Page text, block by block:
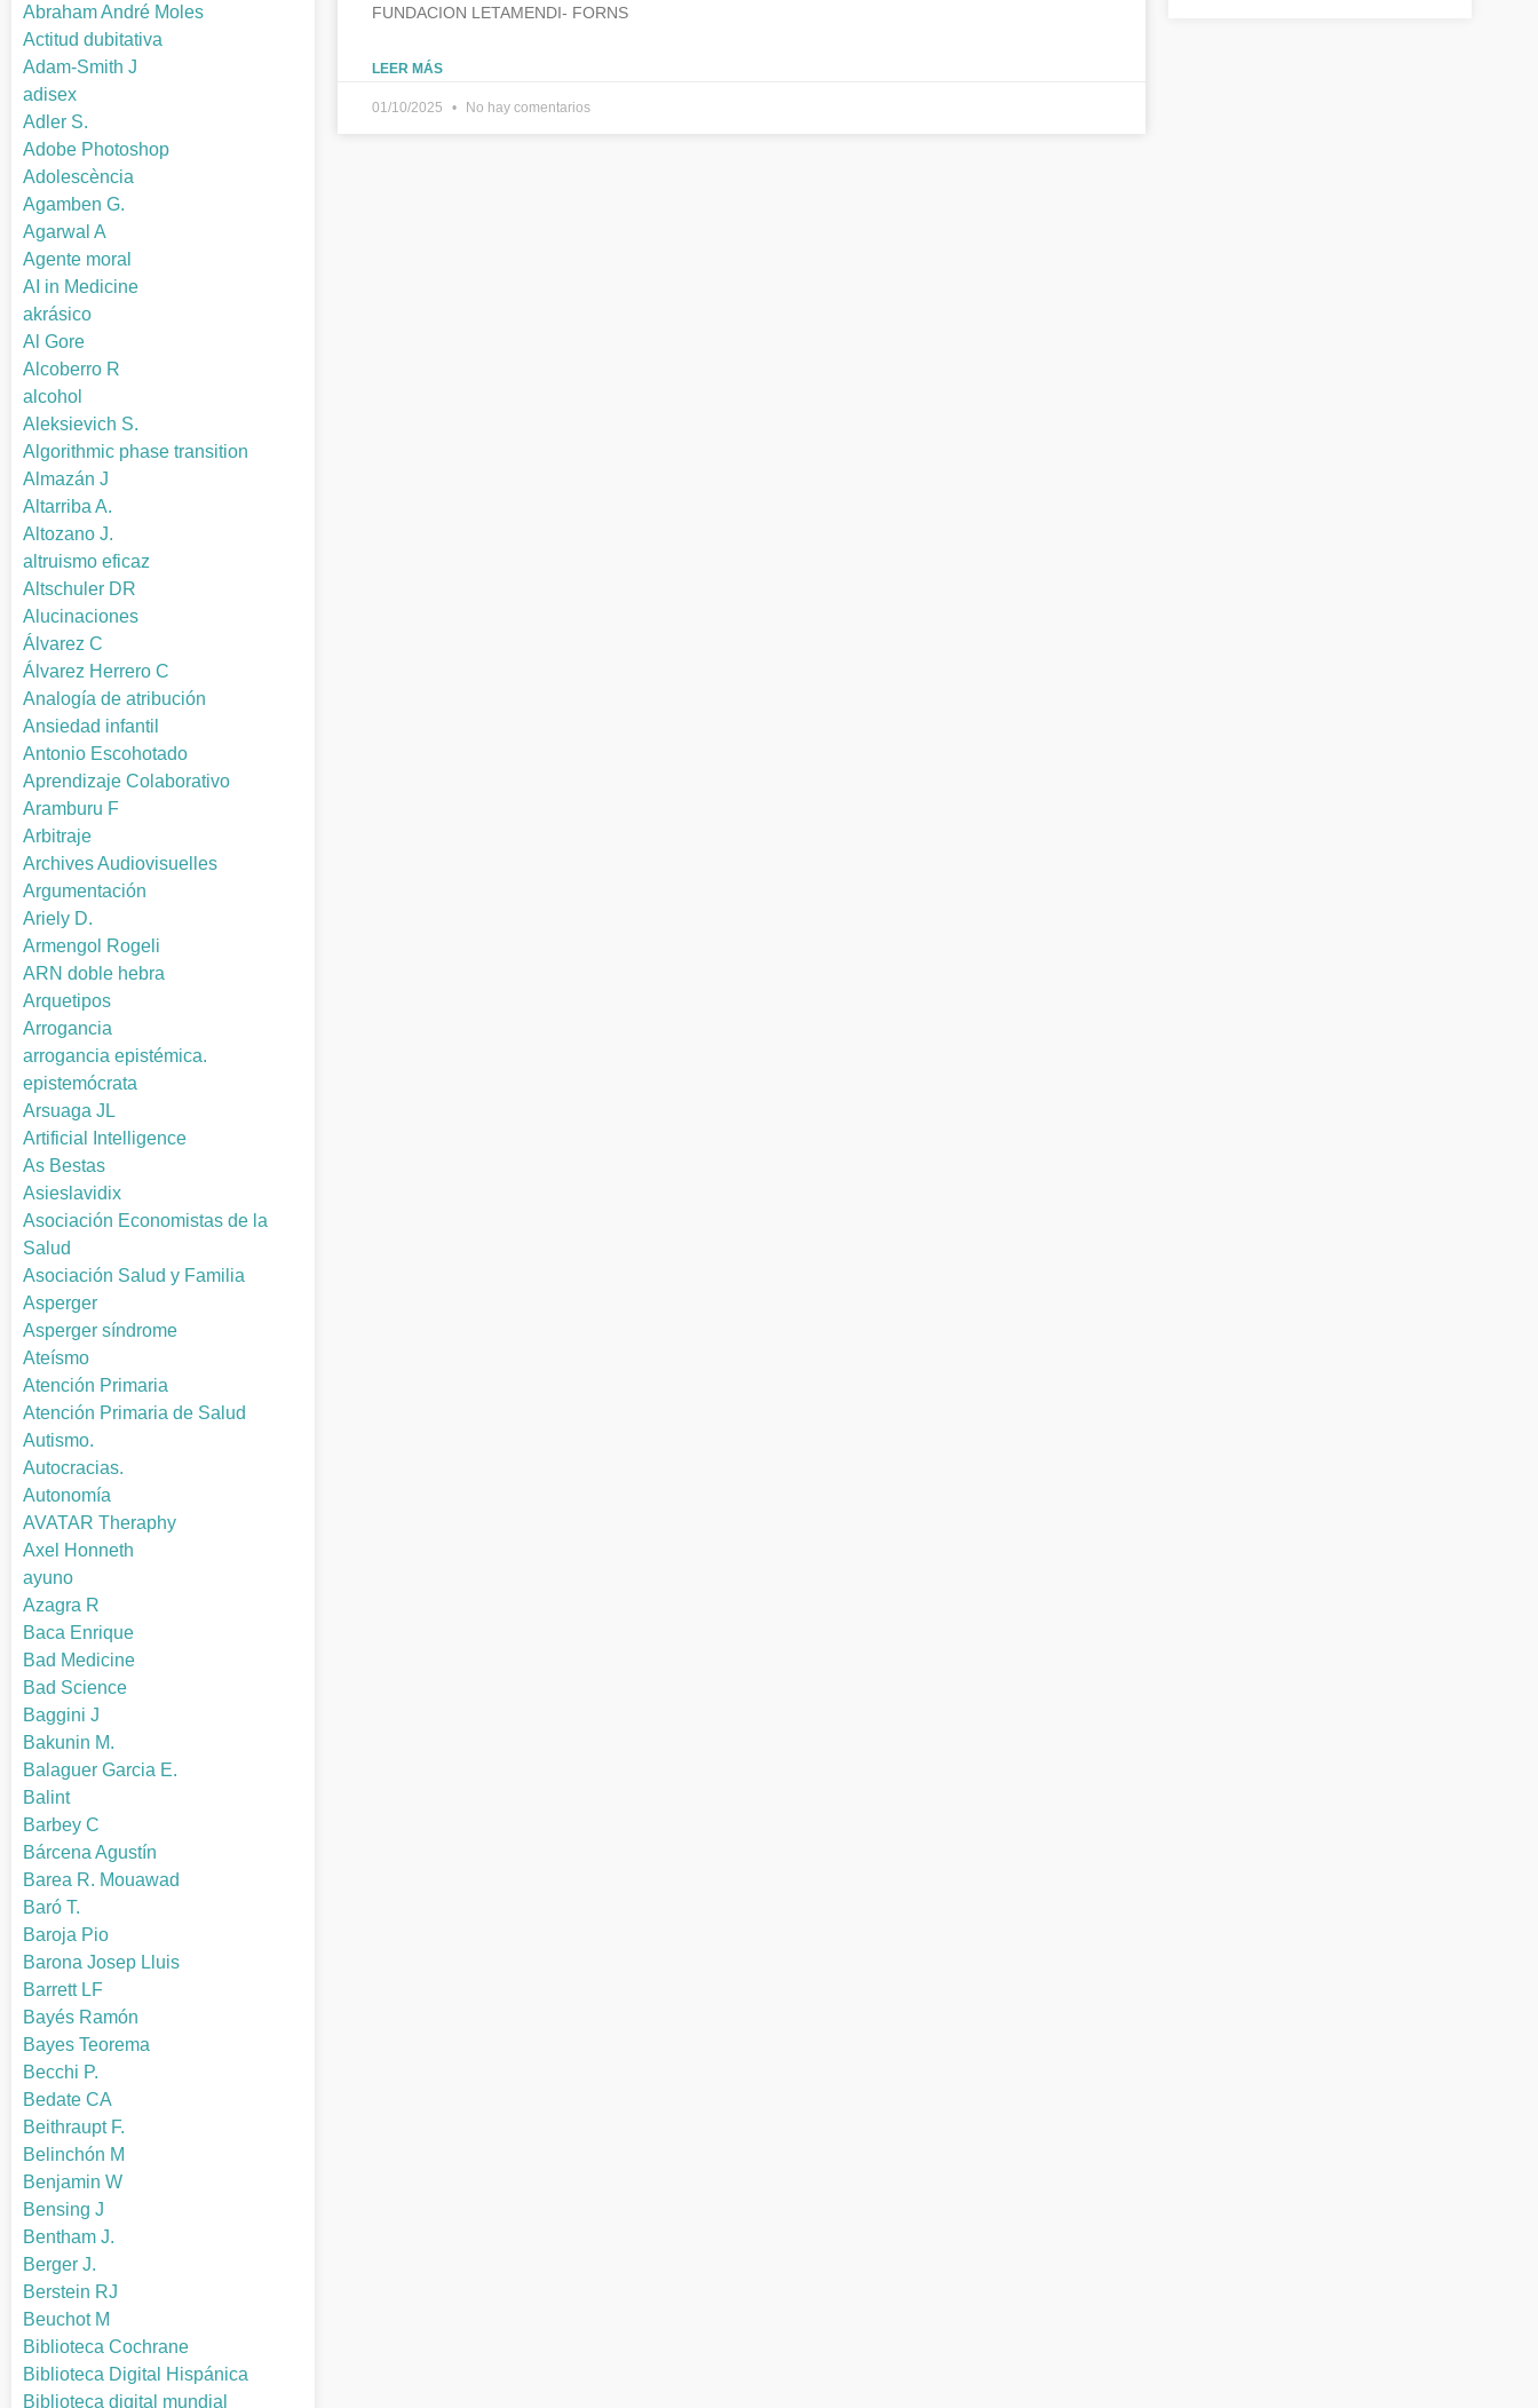
Abraham André Moles
Actitud dubitativa
Adam-Smith J
adisex
Adler S.
Adobe Photoshop
Adolescència
Agamben G.
Agarwal A
Agente moral
AI in Medicine
akrásico
Al Gore
Alcoberro R
alcohol
Aleksievich S.
Algorithmic phase transition
Almazán J
Altarriba A.
Altozano J.
altruismo eficaz
Altschuler DR
Alucinaciones
Álvarez C
Álvarez Herrero C
Analogía de atribución
Ansiedad infantil
Antonio Escohotado
Aprendizaje Colaborativo
Aramburu F
Arbitraje
Archives Audiovisuelles
Argumentación
Ariely D.
Armengol Rogeli
ARN doble hebra
Arquetipos
Arrogancia
arrogancia epistémica.
epistemócrata
Arsuaga JL
Artificial Intelligence
As Bestas
Asieslavidix
Asociación Economistas de la
Salud
Asociación Salud y Familia
Asperger
Asperger síndrome
Ateísmo
Atención Primaria
Atención Primaria de Salud
Autismo.
Autocracias.
Autonomía
AVATAR Theraphy
Axel Honneth
ayuno
Azagra R
Baca Enrique
Bad Medicine
Bad Science
Baggini J
Bakunin M.
Balaguer Garcia E.
Balint
Barbey C
Bárcena Agustín
Barea R. Mouawad
Baró T.
Baroja Pio
Barona Josep Lluis
Barrett LF
Bayés Ramón
Bayes Teorema
Becchi P.
Bedate CA
Beithraupt F.
Belinchón M
Benjamin W
Bensing J
Bentham J.
Berger J.
Berstein RJ
Beuchot M
Biblioteca Cochrane
Biblioteca Digital Hispánica
Biblioteca digital mundial
FUNDACION LETAMENDI- FORNS
LEER MÁS
01/10/2025 No hay comentarios